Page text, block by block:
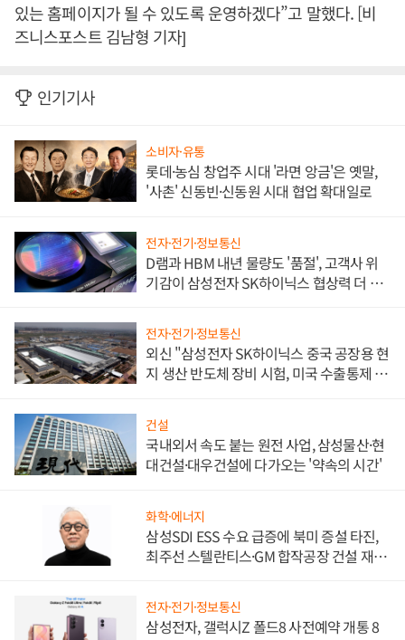
있는 홈페이지가 될 수 있도록 운영하겠다”고 말했다. [비
즈니스포스트 김남형 기자]
인기기사
소비자·유통
롯데·농심 창업주 시대 '라면 앙금'은 옛말,
'사촌' 신동빈·신동원 시대 협업 확대일로
전자·전기·정보통신
D램과 HBM 내년 물량도 '품절', 고객사 위
기감이 삼성전자 SK하이닉스 협상력 더 키
전자·전기·정보통신
외신 "삼성전자 SK하이닉스 중국 공장용 현
지 생산 반도체 장비 시험, 미국 수출통제 대
건설
국내외서 속도 붙는 원전 사업, 삼성물산·현
대건설·대우건설에 다가오는 '약속의 시간'
화학·에너지
삼성SDI ESS 수요 급증에 북미 증설 타진,
최주선 스텔란티스·GM 합작공장 건설 재추
전자·전기·정보통신
삼성전자, 갤럭시Z 폴드8 사전예약 개통 8